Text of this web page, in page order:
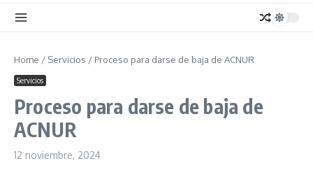
Home / Servicios / Proceso para darse de baja de ACNUR
Servicios
Proceso para darse de baja de
ACNUR
12 noviembre, 2024